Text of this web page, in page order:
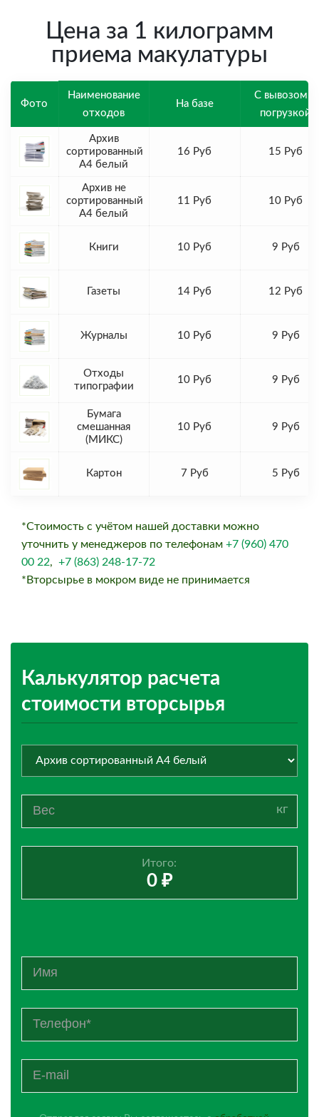
Цена за 1 килограмм
приема макулатуры
Фото
Наименование
отходов
На базе
С вывозом и
погрузкой
Архив
сортированный
А4 белый
16 Руб 15 Руб
Архив не
сортированный
А4 белый
11 Руб 10 Руб
Книги 10 Руб 9 Руб
Газеты 14 Руб 12 Руб
Журналы 10 Руб 9 Руб
Отходы
типографии
10 Руб 9 Руб
Бумага
смешанная
(МИКС)
10 Руб 9 Руб
Картон 7 Руб 5 Руб
*Стоимость с учётом нашей доставки можно
уточнить у менеджеров по телефонам +7 (960) 470
00 22, +7 (863) 248-17-72
*Вторсырье в мокром виде не принимается
Калькулятор расчета
стоимости вторсырья
Итого:
0 ₽